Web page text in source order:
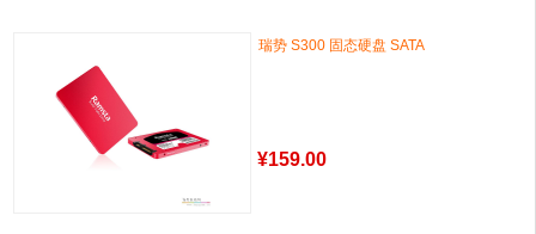
瑞势 S300 固态硬盘 SATA
¥159.00